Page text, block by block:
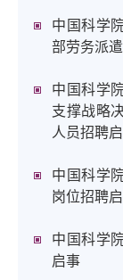
中国科学
部劳务派
中国科学
支撑战略
人员招聘
中国科学
岗位招聘
中国科学
启事